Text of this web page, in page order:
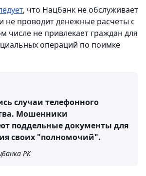
, что Нацбанк не обслуживает
не проводит денежные расчеты с
числе не привлекает граждан для
операций по поимке
случаи телефонного
Мошенники
поддельные документы для
своих "полномочий".
РК